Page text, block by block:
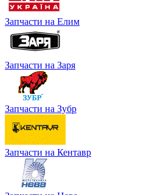
Запчасти на Елим
Запчасти на Заря
Запчасти на Зубр
Запчасти на Кентавр